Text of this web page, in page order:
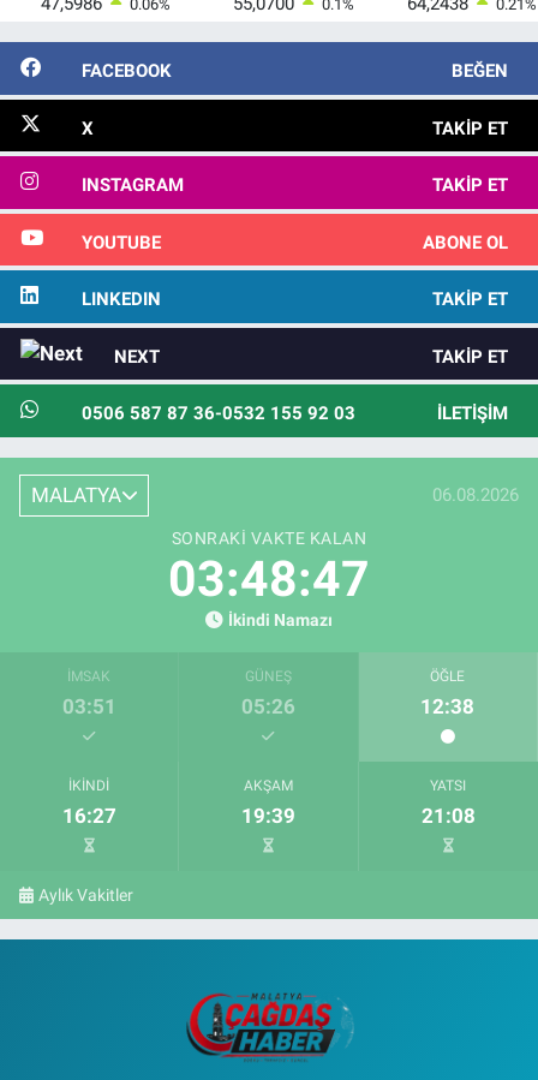
0.06% 0.1% 0.21%
FACEBOOK BEĞEN
X TAKIP ET
INSTAGRAM TAKIP ET
YOUTUBE ABONE OL
LINKEDIN TAKIP ET
NEXT TAKIP ET
0506 587 87 36-0532 155 92 03 İLETIŞIM
MALATYA 06.08.2026
SONRAKI VAKTE KALAN
03:48:46
İkindi Namazı
İMSAK
03:51
GÜNEŞ
05:26
ÖĞLE
12:38
İKINDI
16:27
AKŞAM
19:39
YATSI
21:08
Aylık Vakitler